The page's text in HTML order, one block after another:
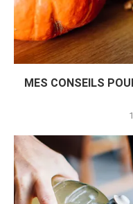
MES CONSEILS